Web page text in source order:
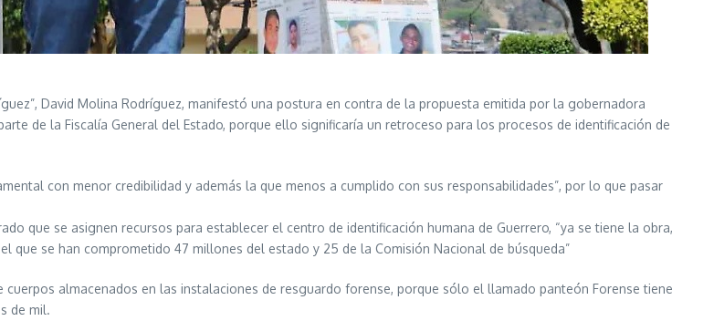
David Molina Rodríguez, manifestó una postura en contra de la propuesta emitida por la gobernadora
de la Fiscalía General del Estado, porque ello significaría un retroceso para los procesos de identificación de
con menor credibilidad y además la que menos a cumplido con sus responsabilidades”, por lo que pasar
que se asignen recursos para establecer el centro de identificación humana de Guerrero, “ya se tiene la obra,
se han comprometido 47 millones del estado y 25 de la Comisión Nacional de búsqueda”
almacenados en las instalaciones de resguardo forense, porque sólo el llamado panteón Forense tiene
de mil.